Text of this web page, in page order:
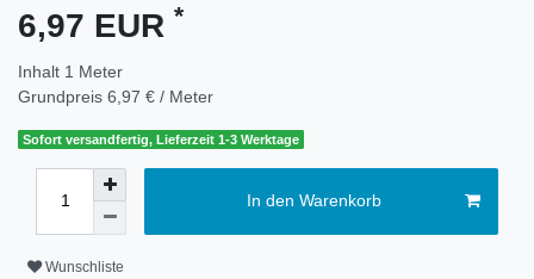
6,97 EUR *
Inhalt 1 Meter
Grundpreis 6,97 € / Meter
Sofort versandfertig, Lieferzeit 1-3 Werktage
In den Warenkorb
Wunschliste